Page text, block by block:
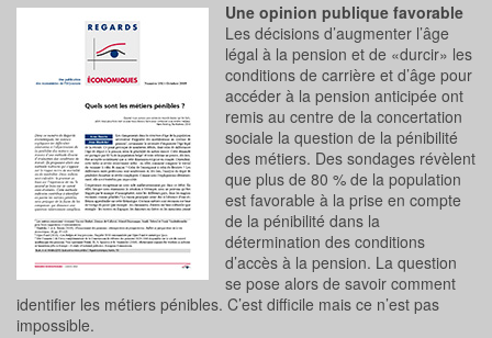
Une opinion publique favorable
Les décisions d’augmenter l’âge
légal à la pension et de «durcir» les
conditions de carrière et d’âge pour
accéder à la pension anticipée ont
remis au centre de la concertation
sociale la question de la pénibilité
des métiers. Des sondages révèlent
que plus de 80 % de la population
est favorable à la prise en compte
de la pénibilité dans la
détermination des conditions
d’accès à la pension. La question
se pose alors de savoir comment
identifier les métiers pénibles. C’est difficile mais ce n’est pas
impossible.